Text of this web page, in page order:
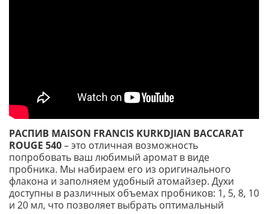
РАСПИВ MAISON FRANCIS KURKDJIAN BACCARAT
ROUGE 540– это отличная возможность
попробовать ваш любимый аромат в виде
пробника. Мы набираем его из оригинального
флакона и заполняем удобный атомайзер. Духи
доступны в различных объемах пробников: 1, 5, 8, 10
и 20 мл, что позволяет выбрать оптимальный